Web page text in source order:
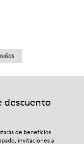
descuento
de beneficios
invitaciones a